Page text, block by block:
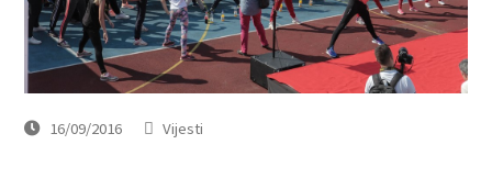
16/09/2016 Vijesti